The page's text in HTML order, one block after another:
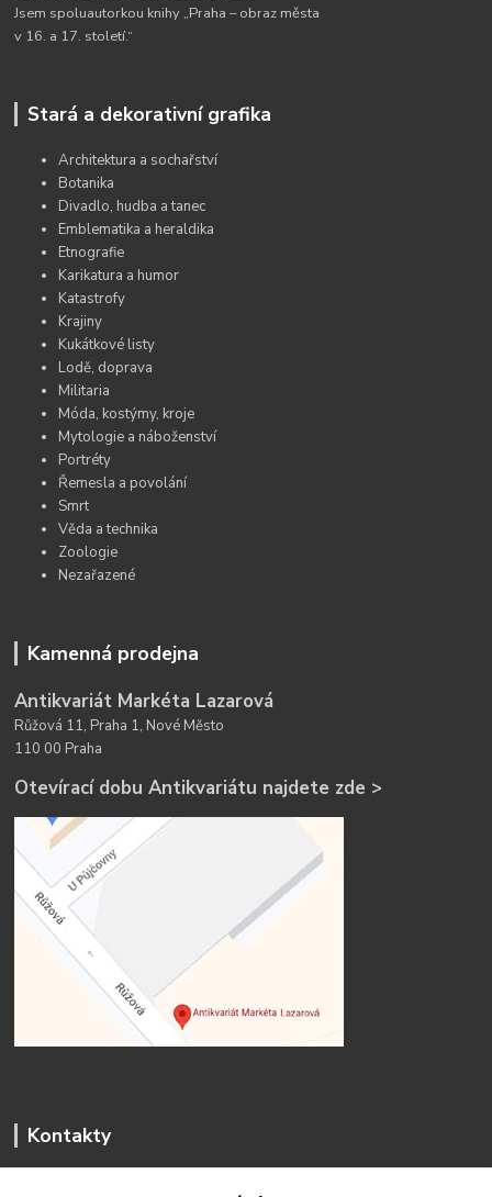
Jsem spoluautorkou knihy „Praha – obraz města
v 16. a 17. století.“
Stará a dekorativní grafika
Architektura a sochařství
Botanika
Divadlo, hudba a tanec
Emblematika a heraldika
Etnografie
Karikatura a humor
Katastrofy
Krajiny
Kukátkové listy
Lodě, doprava
Militaria
Móda, kostýmy, kroje
Mytologie a náboženství
Portréty
Řemesla a povolání
Smrt
Věda a technika
Zoologie
Nezařazené
Kamenná prodejna
Antikvariát Markéta Lazarová
Růžová 11, Praha 1, Nové Město
110 00 Praha
Otevírací dobu Antikvariátu najdete zde >
Kontakty